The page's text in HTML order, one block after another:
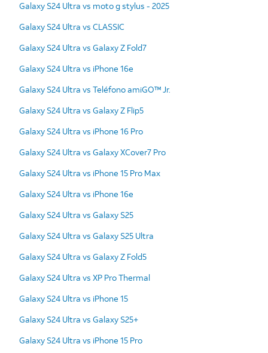
Galaxy S24 Ultra vs moto g stylus - 2025
Galaxy S24 Ultra vs CLASSIC
Galaxy S24 Ultra vs Galaxy Z Fold7
Galaxy S24 Ultra vs iPhone 16e
Galaxy S24 Ultra vs Teléfono amiGO™ Jr.
Galaxy S24 Ultra vs Galaxy Z Flip5
Galaxy S24 Ultra vs iPhone 16 Pro
Galaxy S24 Ultra vs Galaxy XCover7 Pro
Galaxy S24 Ultra vs iPhone 15 Pro Max
Galaxy S24 Ultra vs iPhone 16e
Galaxy S24 Ultra vs Galaxy S25
Galaxy S24 Ultra vs Galaxy S25 Ultra
Galaxy S24 Ultra vs Galaxy Z Fold5
Galaxy S24 Ultra vs XP Pro Thermal
Galaxy S24 Ultra vs iPhone 15
Galaxy S24 Ultra vs Galaxy S25+
Galaxy S24 Ultra vs iPhone 15 Pro